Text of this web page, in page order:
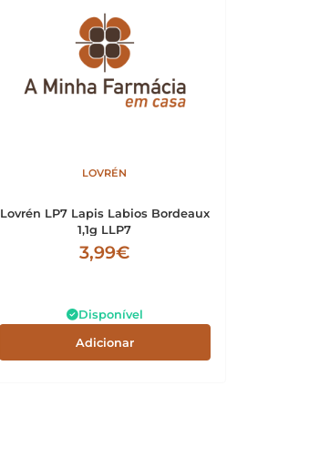
LOVRÉN
Lovrén LP7 Lapis Labios Bordeaux
1,1g LLP7
3,99€
Disponível
Adicionar